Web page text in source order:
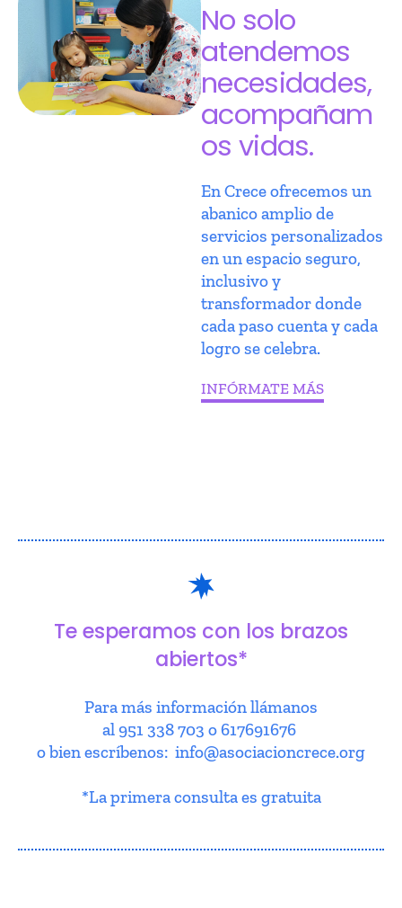
No solo
atendemos
necesidades,
acompañam
os vidas.
En Crece ofrecemos un
abanico amplio de
servicios personalizados
en un espacio seguro,
inclusivo y
transformador donde
cada paso cuenta y cada
logro se celebra.
INFÓRMATE MÁS
Te esperamos con los brazos
abiertos*
Para más información llámanos
al 951 338 703 o 617691676
o bien escríbenos: info@asociacioncrece.org
*La primera consulta es gratuita